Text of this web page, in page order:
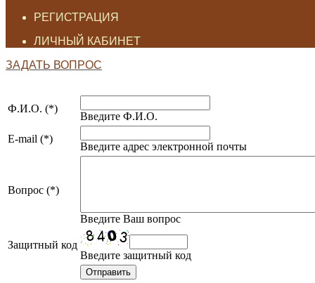
РЕГИСТРАЦИЯ
ЛИЧНЫЙ КАБИНЕТ
ЗАДАТЬ ВОПРОС
Ф.И.О. (*)
Введите Ф.И.О.
E-mail (*)
Введите адрес электронной почты
Вопрос (*)
Введите Ваш вопрос
Защитный код
Введите защитный код